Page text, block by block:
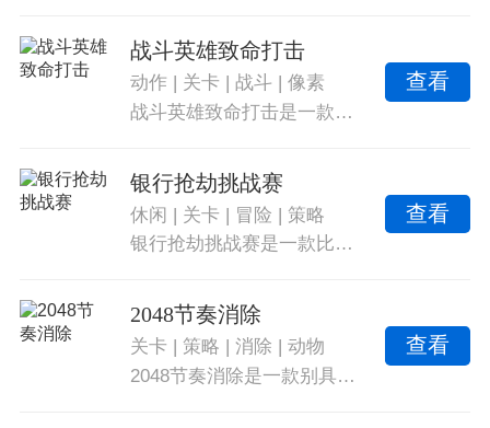
战斗英雄致命打击
动作 关卡 |战斗 |像素
战斗英雄致命打击是一款复古街机风格的经典手游，玩家在游戏中可以随意选择自己喜欢的战斗英雄，尝试不同类型的战斗模式，不断地将各种战斗技能完美的释放，在这个充满乐趣的游戏世界当中，感受快乐的战斗体验。
查看
银行抢劫挑战赛
休闲 | 关卡 | 冒险 |策略
银行抢劫挑战赛是一款比较好玩的冒险类游戏，让你能够更好地操作游戏，并在各种模式之间灵活切换，为你提供更好的游戏体验。游戏拥有多种有趣的模式玩法，让你能够尽情享受游戏的乐趣，让你轻松放松心情，为你带来完美的游戏享受。
查看
2048节奏消除
关卡 |策略 | 消除 |动物
2048节奏消除是一款别具创意的消除闯关游戏。玩家需要根据音乐节奏合成相同数字的方块并消除它们，挑战更高的分数，将2048的数字合成玩法与节奏感十足的音乐元素结合，为玩家带来了爽快的游戏体验。
查看